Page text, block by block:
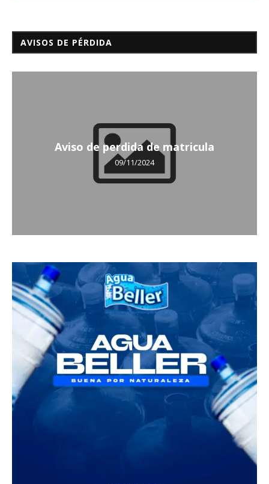
AVISOS DE PÉRDIDA
Aviso de perdida de matricula
09/11/2024